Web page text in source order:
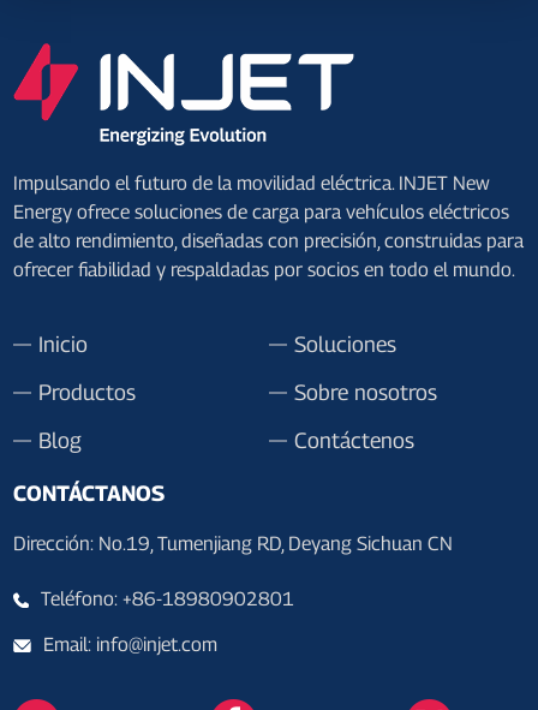
Impulsando el futuro de la movilidad eléctrica. INJET New
Energy ofrece soluciones de carga para vehículos eléctricos
de alto rendimiento, diseñadas con precisión, construidas para
ofrecer fiabilidad y respaldadas por socios en todo el mundo.
Inicio
Soluciones
Productos
Sobre nosotros
Blog
Contáctenos
CONTÁCTANOS
Dirección: No.19, Tumenjiang RD, Deyang Sichuan CN
Teléfono: +86-18980902801
Email: info@injet.com